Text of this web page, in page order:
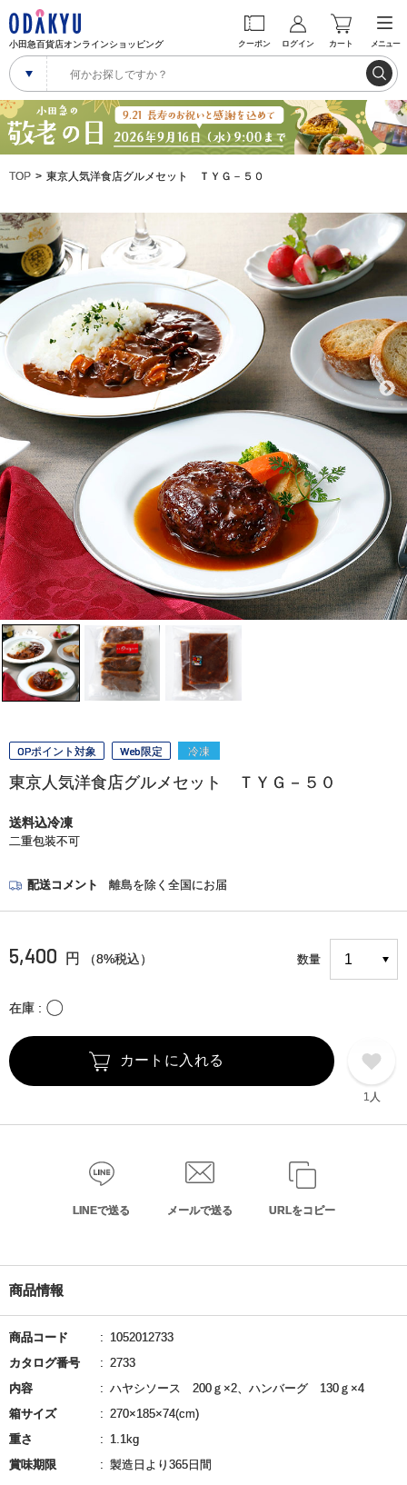
小田急百貨店オンラインショッピング クーポン ログイン カート メニュー
TOP 東京人気洋食店グルメセット ＴＹＧ－５０
OPポイント対象 Web限定 冷凍
東京人気洋食店グルメセット ＴＹＧ－５０
送料込冷凍
二重包装不可
配送コメント 離島を除く全国にお届
5,400 円 （8%税込） 数量
在庫 〇
カートに入れる
1人
LINEで送る メールで送る URLをコピー
商品情報
商品コード
1052012733
カタログ番号
2733
内容
ハヤシソース 200ｇ×2、ハンバーグ 130ｇ×4
箱サイズ
270×185×74(cm)
重さ
1.1kg
賞味期限
製造日より365日間